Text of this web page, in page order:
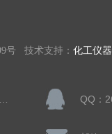
号 技术支持： 化工仪器
QQ：